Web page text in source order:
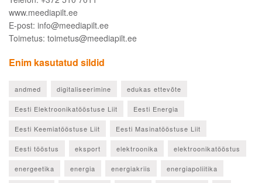
www.meediapilt.ee
E-post: info@meediapilt.ee
Toimetus: toimetus@meediapilt.ee
Enim kasutatud sildid
andmed digitaliseerimine edukas ettevõte
Eesti Elektroonikatööstuse Liit Eesti Energia
Eesti Keemiatööstuse Liit Eesti Masinatööstuse Liit
Eesti tööstus eksport elektroonika elektroonikatööstus
energeetika energia energiakriis energiapoliitika